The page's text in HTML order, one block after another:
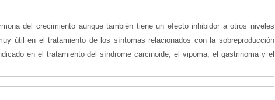
del crecimiento aunque también tiene un efecto inhibidor a otros niveles
útil en el tratamiento de los síntomas relacionados con la sobreproducción
en el tratamiento del síndrome carcinoide, el vipoma, el gastrinoma y el